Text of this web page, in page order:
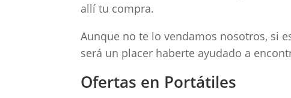
allí tu compra.
Aunque no te lo vendamos nosotros, si
será un placer haberte ayudado a
Ofertas en Portátiles